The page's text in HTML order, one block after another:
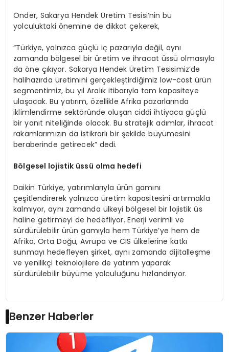
Önder, Sakarya Hendek Üretim Tesisi’nin bu
yolculuktaki önemine de dikkat çekerek,
“Türkiye, yalnızca güçlü iç pazarıyla değil, aynı
zamanda bölgesel bir üretim ve ihracat üssü olmasıyla
da öne çıkıyor. Sakarya Hendek Üretim Tesisimiz’de
halihazırda üretimini gerçekleştirdiğimiz low-cost ürün
segmentimiz, bu yıl Aralık itibarıyla tam kapasiteye
ulaşacak. Bu yatırım, özellikle Afrika pazarlarında
iklimlendirme sektöründe oluşan ciddi ihtiyaca güçlü
bir yanıt niteliğinde olacak. Bu stratejik adımlar, ihracat
rakamlarımızın da istikrarlı bir şekilde büyümesini
beraberinde getirecek” dedi.
Bölgesel lojistik üssü olma hedefi
Daikin Türkiye, yatırımlarıyla ürün gamını
çeşitlendirerek yalnızca üretim kapasitesini artırmakla
kalmıyor, aynı zamanda ülkeyi bölgesel bir lojistik üs
haline getirmeyi de hedefliyor. Enerji verimli ve
sürdürülebilir ürün gamıyla hem Türkiye’ye hem de
Afrika, Orta Doğu, Avrupa ve CIS ülkelerine katkı
sunmayı hedefleyen şirket, aynı zamanda dijitalleşme
ve yenilikçi teknolojilere de yatırım yaparak
sürdürülebilir büyüme yolculuğunu hızlandırıyor.
Benzer Haberler